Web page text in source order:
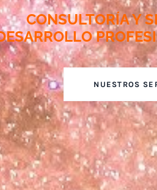
CONSULTORÍA Y
NUESTROS